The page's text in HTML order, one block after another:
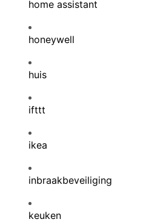
home assistant
honeywell
huis
ifttt
ikea
inbraakbeveiliging
keuken